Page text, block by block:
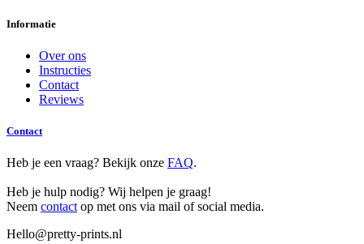
Informatie
Over ons
Instructies
Contact
Reviews
Contact
Heb je een vraag? Bekijk onze FAQ.
Heb je hulp nodig? Wij helpen je graag!
Neem contact op met ons via mail of social media.
Hello@pretty-prints.nl